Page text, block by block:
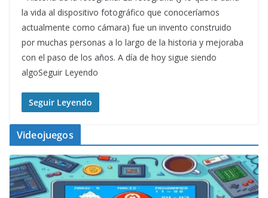
la vida al dispositivo fotográfico que conoceríamos
actualmente como cámara) fue un invento construido
por muchas personas a lo largo de la historia y mejoraba
con el paso de los años. A día de hoy sigue siendo
algoSeguir Leyendo
Seguir Leyendo
Videojuegos